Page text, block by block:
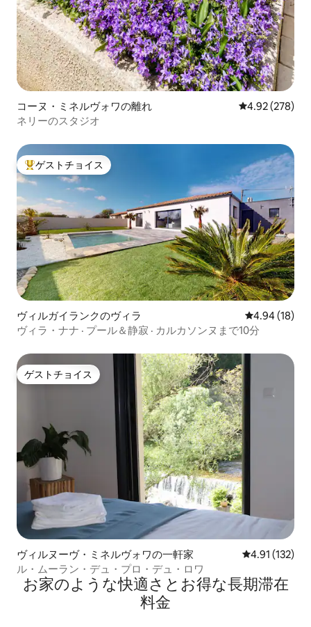
コーヌ・ミネルヴォワの離れ レビュー278
4.92 (278)
ネリーのスタジオ
大好評のゲストチョイスです。
ゲストチョイス
ヴィルガイランクのヴィラ レビュー18
4.94 (18)
ヴィラ・ナナ · プール＆静寂 · カルカソンヌまで10分
ゲストチョイス
ゲストチョイス
ヴィルヌーヴ・ミネルヴォワの一軒家 レビュー132
4.91 (132)
ル・ムーラン・デュ・プロ・デュ・ロワ
お家のような快⁠適⁠さ⁠とお⁠得⁠な長⁠期⁠滞⁠在
料⁠金